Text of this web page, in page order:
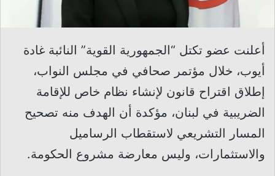
أعلنت عضو تكتل “الجمهورية القوية” النائبة غادة
أيوب، خلال مؤتمر صحافي في مجلس النواب،
إطلاق اقتراح قانون لإنشاء نظام خاص للإقامة
الضريبية في لبنان، مؤكدة أن الهدف منه تصحيح
المسار التشريعي لاستقطاب الرساميل
والاستثمارات، وليس معارضة مشروع الحكومة.